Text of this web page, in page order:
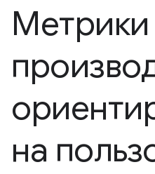
Метрики
на